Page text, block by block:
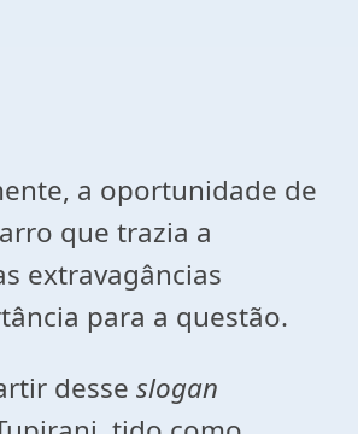
a oportunidade de
que trazia a
extravagâncias
para a questão.
desse slogan